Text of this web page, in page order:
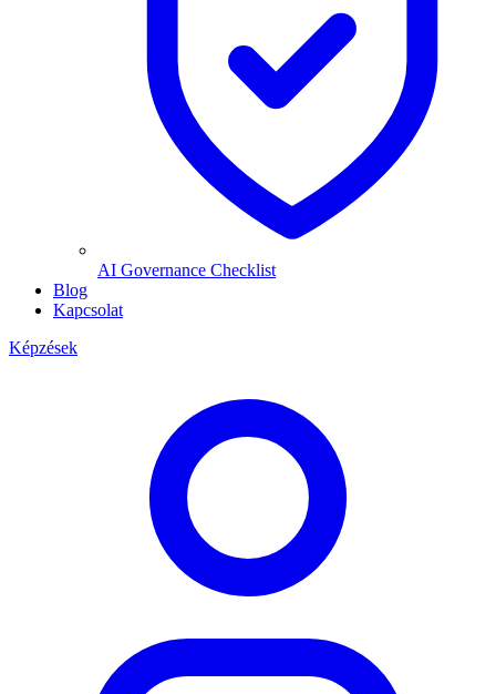
AI Governance Checklist
Blog
Kapcsolat
Képzések